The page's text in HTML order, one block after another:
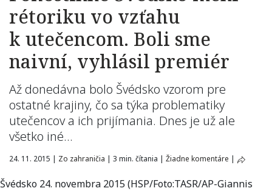
rétoriku vo vzťahu
k utečencom. Boli sme
naivní, vyhlásil premiér
Až donedávna bolo Švédsko vzorom pre
ostatné krajiny, čo sa týka problematiky
utečencov a ich prijímania. Dnes je už ale
všetko iné…
24. 11. 2015 | Zo zahraničia | 3 min. čítania | Žiadne komentáre |
Švédsko 24. novembra 2015 (HSP/Foto:TASR/AP-Giannis